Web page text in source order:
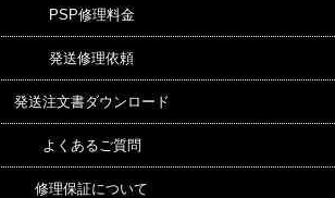
PSP修理料金
発送修理依頼
発送注文書ダウンロード
よくあるご質問
修理保証について